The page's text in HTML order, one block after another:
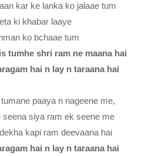
kar ke lanka ko jalaae tum
ki khabar laaye
ko bchaae tum
tumhe shri ram ne maana hai
hai n lay n taraana hai
paaya n nageene me,
seena siya ram ek seene me
kapi ram deevaana hai
hai n lay n taraana hai